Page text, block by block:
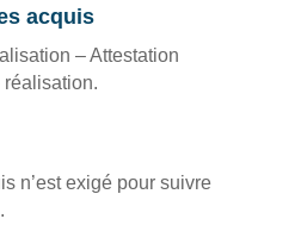
acquis
– Attestation
n’est exigé pour suivre